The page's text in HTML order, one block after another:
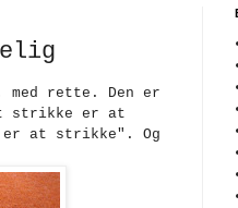
med rette. Den er
strikke er at
er at strikke". Og